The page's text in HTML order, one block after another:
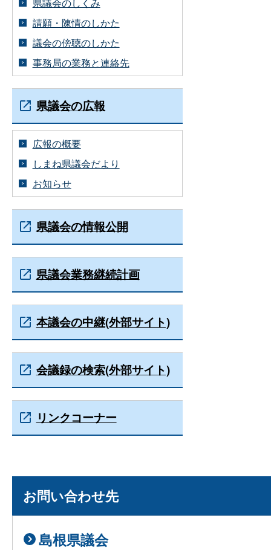
請願・陳情のしかた
議会の傍聴のしかた
事務局の業務と連絡先
県議会の広報
広報の概要
しまね県議会だより
お知らせ
県議会の情報公開
県議会業務継続計画
本議会の中継(外部サイト)
会議録の検索(外部サイト)
リンクコーナー
お問い合わせ先
島根県議会